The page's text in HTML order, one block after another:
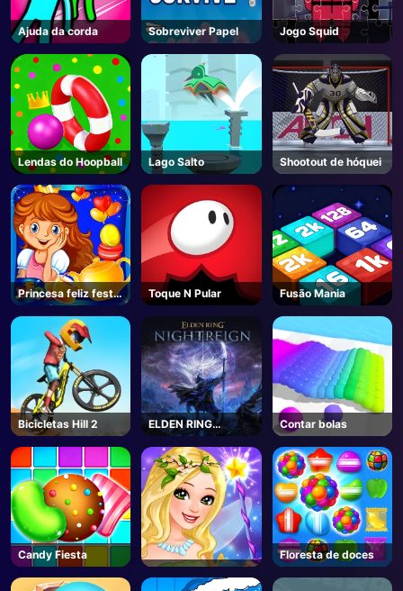
Ajuda da corda Sobreviver Papel Jogo Squid
Lendas do Hoopball Lago Salto Shootout de hóquei
Princesa feliz festa
de chá cozinhar
Toque N Pular Fusão Mania
Bicicletas Hill 2
ELDEN RING
NIGHTREIGN -
Steam
Contar bolas
Candy Fiesta Floresta de doces